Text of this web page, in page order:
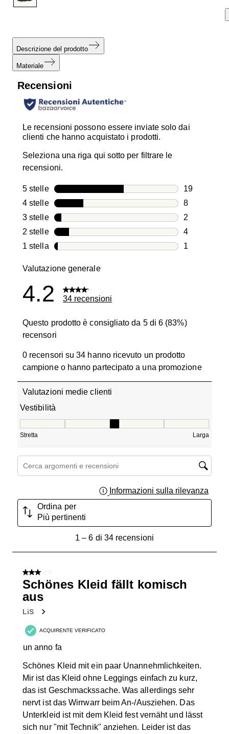
Descrizione del prodotto
Materiale
Recensioni
Le recensioni possono essere inviate solo dai
clienti che hanno acquistato i prodotti.
Seleziona una riga qui sotto per filtrare le
recensioni.
5 stellestelle
19
19
4 stellestelle
8
8
3 stellestelle
2
2
2 stellestelle
4
4
1 stellastelle
1
Valutazione generale
4.2 34 recensioni
Questo prodotto è consigliato da 5 di 6 (83%)
recensori
0 recensori su 34 hanno ricevuto un prodotto
campione o hanno partecipato a una promozione
Valutazioni medie clienti
Vestibilità
Stretta Larga
Cerca argomenti e ricerca delle recensioni
Informazioni sulla rilevanza
Ordina per
Più pertinenti
recensioni.
1 – 6 di 34 recensioni
3 su 5 stelle.
Schönes Kleid fällt komisch
aus
LiS
ACQUIRENTE VERIFICATO
un anno fa
Schönes Kleid mit ein paar Unannehmlichkeiten.
Mir ist das Kleid ohne Leggings einfach zu kurz,
das ist Geschmackssache. Was allerdings sehr
nervt ist das Wirrwarr beim An-/Ausziehen. Das
Unterkleid ist mit dem Kleid fest vernäht und lässt
sich nur "mit Technik" anziehen. Leider ist das